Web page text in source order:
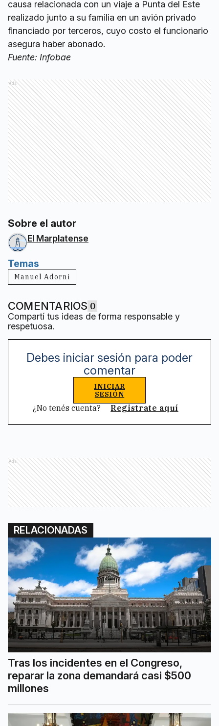
causa relacionada con un viaje a Punta del Este
realizado junto a su familia en un avión privado
financiado por terceros, cuyo costo el funcionario
asegura haber abonado.
Fuente: Infobae
Ads
Sobre el autor
El Marplatense
Temas
Manuel Adorni
COMENTARIOS 0
Compartí tus ideas de forma responsable y
respetuosa.
Debes iniciar sesión para poder
comentar
INICIAR
SESIÓN
¿No tenés cuenta? Registrate aquí
Ads
RELACIONADAS
Tras los incidentes en el Congreso,
reparar la zona demandará casi $500
millones